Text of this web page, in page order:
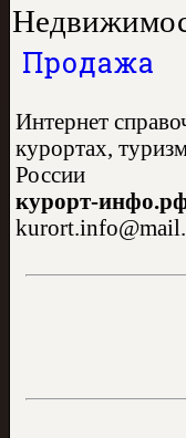
Продажа
Интернет
курортах,
России
курорт-